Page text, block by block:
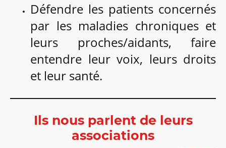
Défendre les patients concernés
par les maladies chroniques et
leurs proches/aidants, faire
entendre leur voix, leurs droits
et leur santé.
Ils nous parlent de leurs
associations